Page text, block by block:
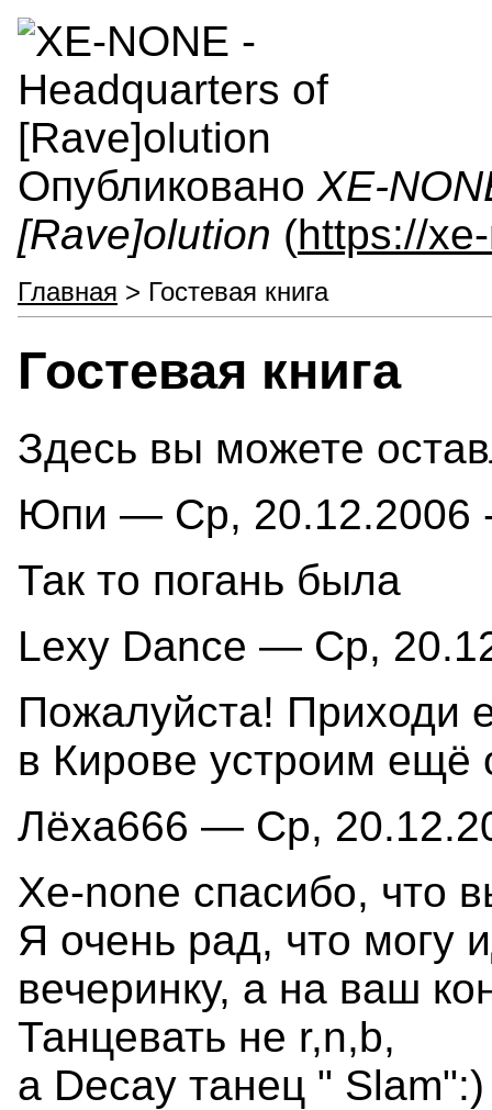
Опубликовано XE-
[Rave]olution (https://
Главная > Гостевая книга
Гостевая книга
Здесь вы можете
Юпи — Ср, 20.12.2006
Так то погань была
Lexy Dance — Ср,
Пожалуйста! Приходи
в Кирове устроим ещё
Лёха666 — Ср,
Xe-none спасибо, что
Я очень рад, что могу
вечеринку, а на ваш
Танцевать не r,n,b,
а Dеcay танец " Slam":)